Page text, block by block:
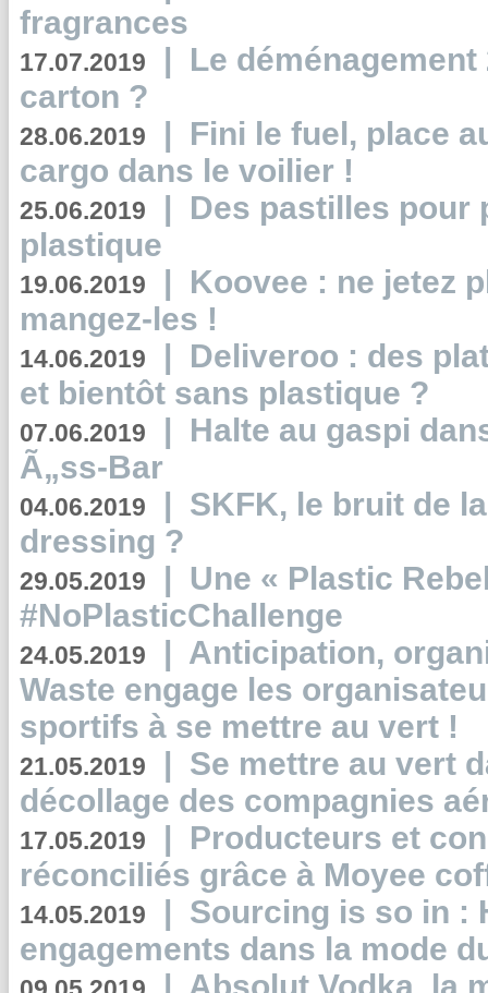
fragrances
17.07.2019 | Le
carton ?
28.06.2019 | Fini le fuel, place
cargo dans le voilier !
25.06.2019 | Des pastilles pour
plastique
19.06.2019 | Koovee : ne jetez
mangez-les !
14.06.2019 | Deliveroo : des
et bientôt sans plastique ?
07.06.2019 | Halte au gaspi
Ã„ss-Bar
04.06.2019 | SKFK, le bruit de
dressing ?
29.05.2019 | Une « Plastic
#NoPlasticChallenge
24.05.2019 | Anticipation,
Waste engage les
sportifs à se mettre au vert !
21.05.2019 | Se mettre au vert
décollage des compagnies
17.05.2019 | Producteurs et
réconciliés grâce à Moyee
14.05.2019 | Sourcing is so in :
engagements dans la mode